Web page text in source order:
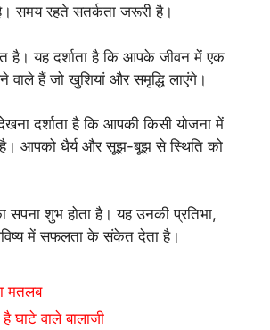
समय रहते सतर्कता जरूरी है।
यह दर्शाता है कि आपके जीवन में एक
हैं जो खुशियां और समृद्धि लाएंगे।
दर्शाता है कि आपकी किसी योजना में
आपको धैर्य और सूझ-बूझ से स्थिति को
सपना शुभ होता है। यह उनकी प्रतिभा,
में सफलता के संकेत देता है।
मतलब
है घाटे वाले बालाजी